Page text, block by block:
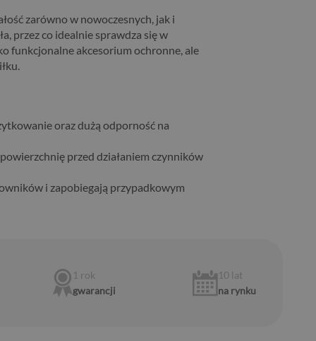
zarówno w nowoczesnych, jak i
przez co idealnie sprawdza się w
funkcjonalne akcesorium ochronne, ale
oraz dużą odporność na
przed działaniem czynników
i zapobiegają przypadkowym
1 rok
gwarancji
10 lat
na rynku